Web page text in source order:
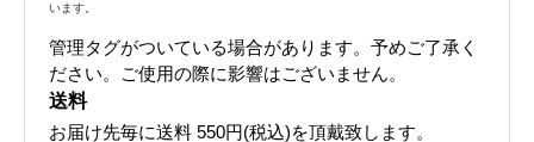
います。
管理タグがついている場合があります。予めご了承く
ださい。ご使用の際に影響はございません。
送料
お届け先毎に送料 550円(税込)を頂戴致します。